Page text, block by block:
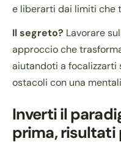
e liberarti dai limiti che
Il segreto? Lavorare
approccio che
aiutandoti a focalizzarti
ostacoli con una
Inverti il
prima, risultati